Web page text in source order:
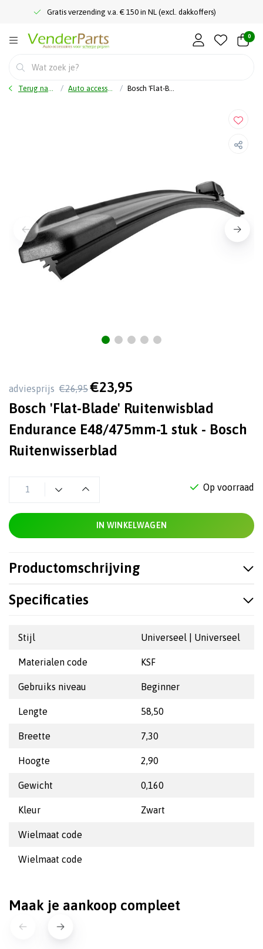
Gratis verzending v.a. € 150 in NL (excl. dakkoffers)
0
Terug naar home Auto accessoires Bosch 'Flat-Blade' Ruitenwisblad Endurance E48/475mm-1 stuk - Bosch Ruitenwisserblad
adviesprijs €26,95 €23,95
Bosch 'Flat-Blade' Ruitenwisblad
Endurance E48/475mm-1 stuk - Bosch
Ruitenwisserblad
Op voorraad
IN WINKELWAGEN
Productomschrijving
Specificaties
Stijl Universeel | Universeel
Materialen code KSF
Gebruiks niveau Beginner
Lengte 58,50
Breette 7,30
Hoogte 2,90
Gewicht 0,160
Kleur Zwart
Wielmaat code
Wielmaat code
Maak je aankoop compleet